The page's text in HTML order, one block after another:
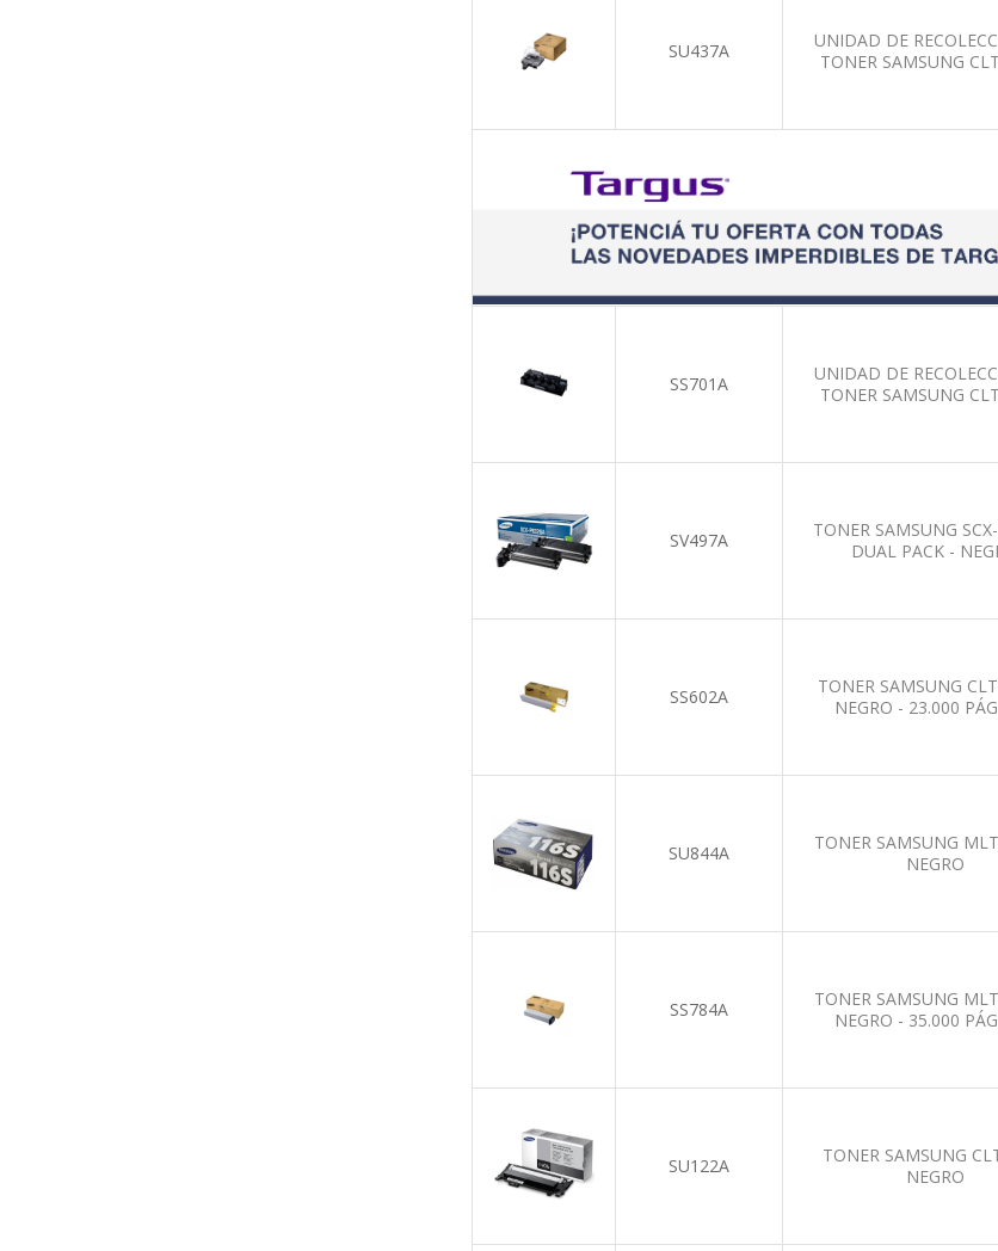
SU437A
UNIDAD DE
TONER SAMSUNG
SS701A
UNIDAD DE
TONER SAMSUNG
SV497A
TONER SAMSUNG
DUAL PACK -
SS602A
TONER SAMSUNG
NEGRO - 23.000
SU844A
TONER SAMSUNG
NEGRO
SS784A
TONER SAMSUNG
NEGRO - 35.000
SU122A
TONER SAMSUNG
NEGRO